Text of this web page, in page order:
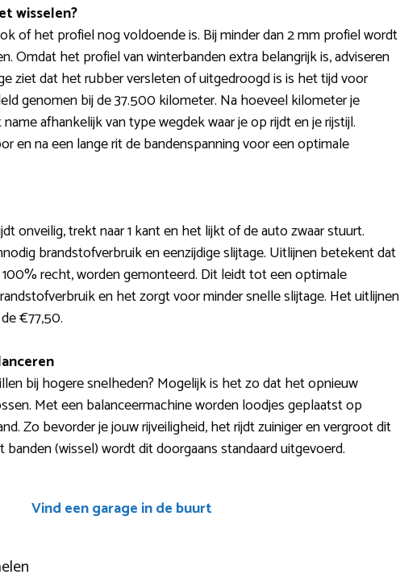
wisselen?
of het profiel nog voldoende is. Bij minder dan 2 mm profiel wordt
Omdat het profiel van winterbanden extra belangrijk is, adviseren
ziet dat het rubber versleten of uitgedroogd is is het tijd voor
genomen bij de 37.500 kilometer. Na hoeveel kilometer je
afhankelijk van type wegdek waar je op rijdt en je rijstijl.
en na een lange rit de bandenspanning voor een optimale
onveilig, trekt naar 1 kant en het lijkt of de auto zwaar stuurt.
brandstofverbruik en eenzijdige slijtage. Uitlijnen betekent dat
recht, worden gemonteerd. Dit leidt tot een optimale
en het zorgt voor minder snelle slijtage. Het uitlijnen
€77,50.
bij hogere snelheden? Mogelijk is het zo dat het opnieuw
Met een balanceermachine worden loodjes geplaatst op
Zo bevorder je jouw rijveiligheid, het rijdt zuiniger en vergroot dit
banden (wissel) wordt dit doorgaans standaard uitgevoerd.
Vind een garage in de buurt